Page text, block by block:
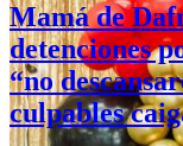
Mamá de
detenciones
“no
culpables